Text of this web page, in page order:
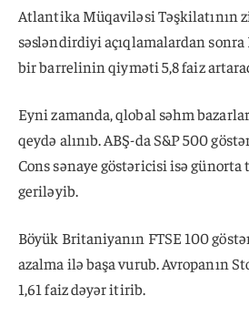
Atlantika Müqaviləsi Təşkilatının
səsləndirdiyi açıqlamalardan
bir barrelinin qiyməti 5,8 faiz
Eyni zamanda, qlobal səhm
qeydə alınıb. ABŞ-da S&P 500
Cons sənaye göstəricisi isə
geriləyib.
Böyük Britaniyanın FTSE 100
azalma ilə başa vurub. Avropanın
1,61 faiz dəyər itirib.